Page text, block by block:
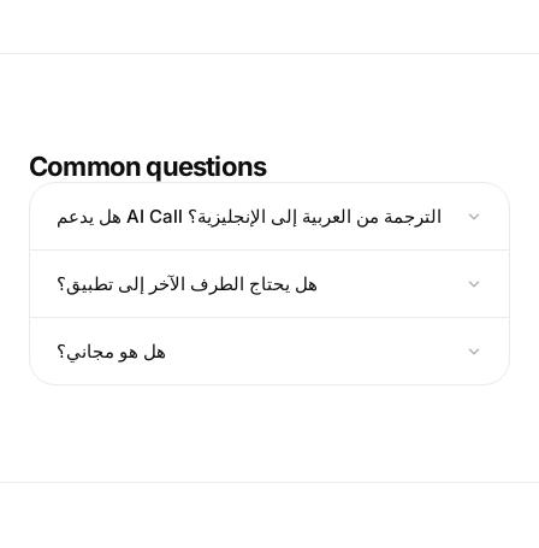
Common questions
هل يدعم AI Call الترجمة من العربية إلى الإنجليزية؟
هل يحتاج الطرف الآخر إلى تطبيق؟
هل هو مجاني؟